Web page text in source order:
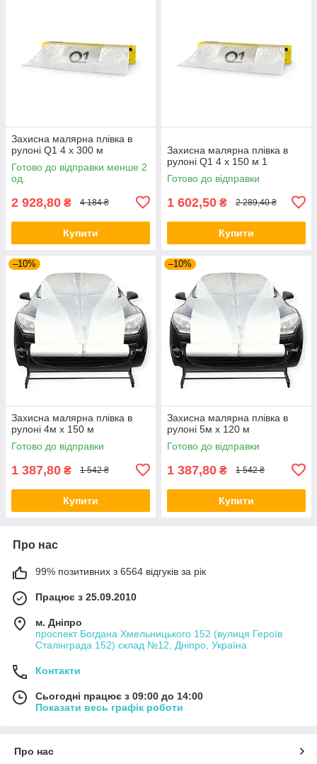
Захисна малярна плівка в
рулоні Q1 4 х 300 м
Готово до відправки менше 2
од.
2 928,80 ₴ 4 184 ₴
Купити
Захисна малярна плівка в
рулоні Q1 4 х 150 м 1
Готово до відправки
1 602,50 ₴ 2 289,40 ₴
Купити
–10%
Захисна малярна плівка в
рулоні 4м х 150 м
Готово до відправки
1 387,80 ₴ 1 542 ₴
Купити
–10%
Захисна малярна плівка в
рулоні 5м х 120 м
Готово до відправки
1 387,80 ₴ 1 542 ₴
Купити
Про нас
99% позитивних з 6564 відгуків за рік
Працює з 25.09.2010
м. Дніпро
проспект Богдана Хмельницького 152 (вулиця Героїв
Сталінграда 152) склад №12, Дніпро, Україна
Контакти
Сьогодні працює з 09:00 до 14:00
Показати весь графік роботи
Про нас